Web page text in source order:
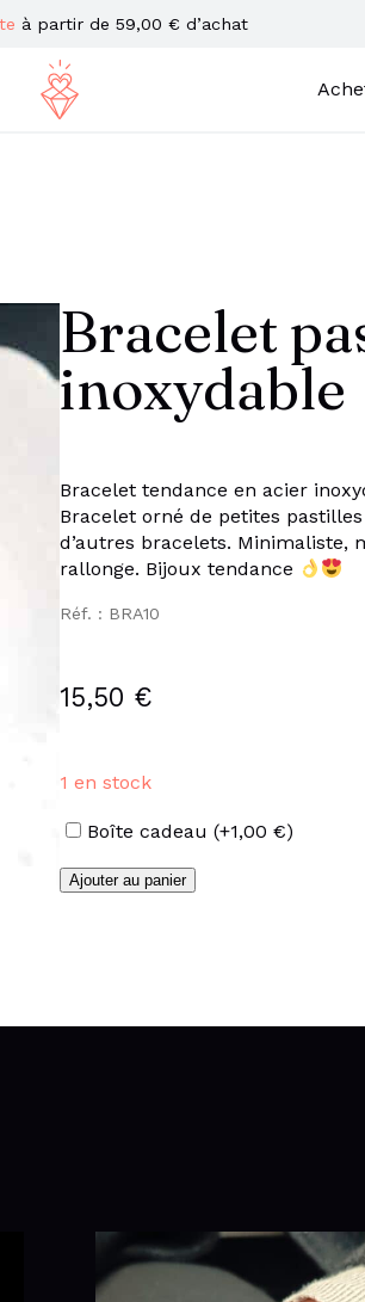
à partir de 59,00 € d’achat
Bracelet
inoxydable
Bracelet tendance en acier
Bracelet orné de petites
d’autres bracelets. Minimaliste,
rallonge. Bijoux tendance
Réf. : BRA10
15,50 €
1 en stock
Options
Boîte cadeau (+1,00 €)
quantité
Ajouter au panier